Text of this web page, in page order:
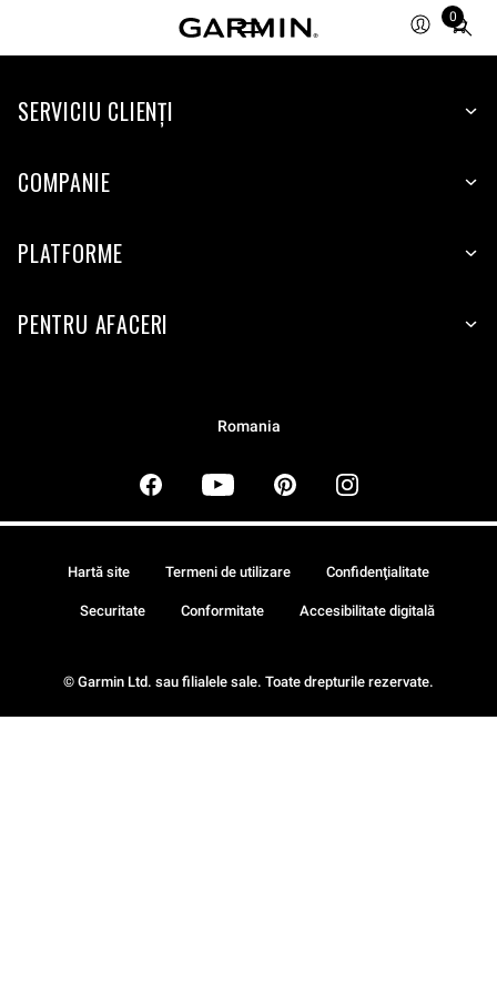
0
Total
items
cart:
SERVICIU CLIENŢI
COMPANIE
PLATFORME
PENTRU AFACERI
Romania
© Garmin Ltd. sau filialele sale. Toate drepturile rezervate.
Hartă site Termeni de utilizare Confidenţialitate
Securitate Conformitate Accesibilitate digitală